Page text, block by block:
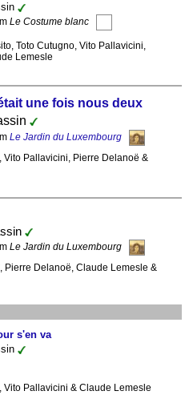
Le Costume blanc
Toto Cutugno, Vito Pallavicini,
Lemesle
était une fois nous deux
Le Jardin du Luxembourg
Vito Pallavicini, Pierre Delanoë &
Le Jardin du Luxembourg
, Pierre Delanoë, Claude Lemesle &
s'en va
Vito Pallavicini & Claude Lemesle